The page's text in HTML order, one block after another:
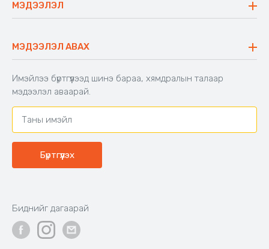
Блог
Аяны ширээ
Аяны түшлэгтэй сандал
МЭДЭЭЛЭЛ
Буцаалтын журам
Захиалга шалгах
Хамтран ажиллах
Холбоо барих
МЭДЭЭЛЭЛ АВАХ
Имэйлээ бүртгүүлээд шинэ бараа, хямдралын талаар
мэдээлэл аваарай.
Бүртгүүлэх
Биднийг дагаарай